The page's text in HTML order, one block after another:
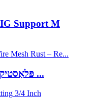
Support M
פּלאַסטיק קאָוטאַד וועלדעד דראָט ...